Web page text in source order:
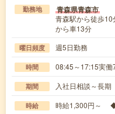
勤務地 青森県青森市
青森駅から徒歩
から車13分
曜日頻度 週5日勤務
時間 08:45～17:15実働
期間 入社日相談～長期
時給 時給1,300円～